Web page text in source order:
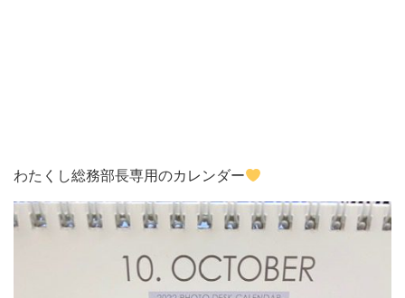
わたくし総務部長専用のカレンダー